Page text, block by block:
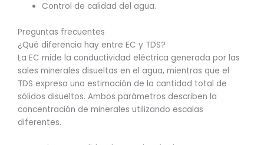
Control de calidad del agua.
Preguntas frecuentes
¿Qué diferencia hay entre EC y TDS?
La EC mide la conductividad eléctrica generada por las
sales minerales disueltas en el agua, mientras que el
TDS expresa una estimación de la cantidad total de
sólidos disueltos. Ambos parámetros describen la
concentración de minerales utilizando escalas
diferentes.